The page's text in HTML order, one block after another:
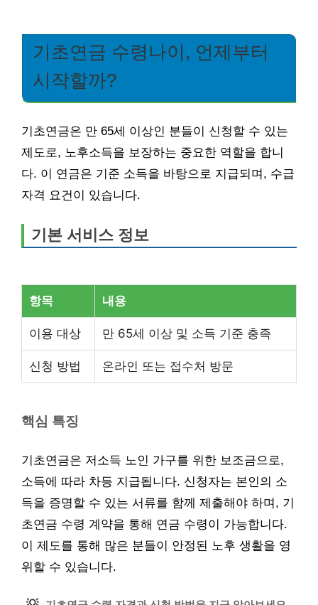
기초연금 수령나이, 언제부터
시작할까?
기초연금은 만 65세 이상인 분들이 신청할 수 있는
제도로, 노후소득을 보장하는 중요한 역할을 합니
다. 이 연금은 기준 소득을 바탕으로 지급되며, 수급
자격 요건이 있습니다.
기본 서비스 정보
항목 내용
이용 대상 만 65세 이상 및 소득 기준 충족
신청 방법 온라인 또는 접수처 방문
핵심 특징
기초연금은 저소득 노인 가구를 위한 보조금으로,
소득에 따라 차등 지급됩니다. 신청자는 본인의 소
득을 증명할 수 있는 서류를 함께 제출해야 하며, 기
초연금 수령 계약을 통해 연금 수령이 가능합니다.
이 제도를 통해 많은 분들이 안정된 노후 생활을 영
위할 수 있습니다.